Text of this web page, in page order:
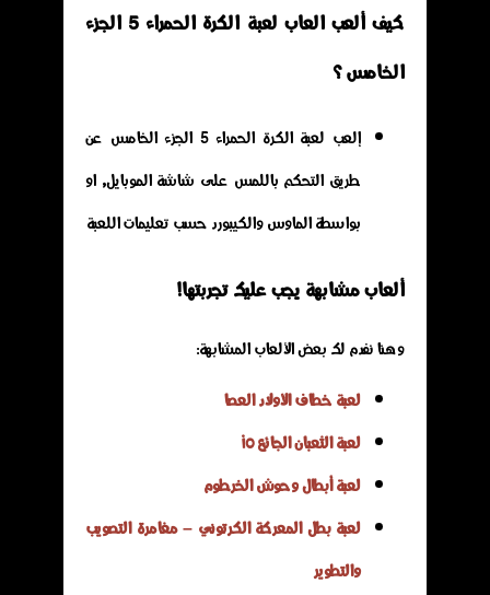
كيف ألعب العاب لعبة الكرة الحمراء 5 الجزء
الخامس ؟
إلعب لعبة الكرة الحمراء 5 الجزء الخامس عن
طريق التحكم باللمس على شاشة الموبايل, او
بواسطة الماوس والكيبورد حسب تعليمات اللعبة
ألعاب مشابهة يجب عليك تجربتها!
وهنا نفدم لك بعض الألعاب المشابهة:
لعبة خطاف الأولاد العصا
لعبة الثعبان الجائع io
لعبة أبطال وحوش الخرطوم
لعبة بطل المعركة الكرتوني – مغامرة التصويب
والتطوير